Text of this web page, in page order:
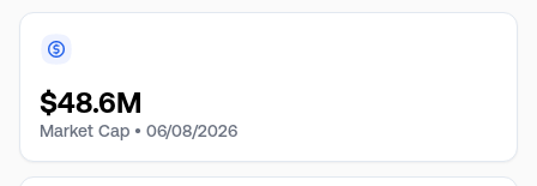
exclusivos para fornecer produtos que refletem a
tecnologia mais recente. Geograficamente, opera na
$48.6M
Market Cap • 06/08/2026